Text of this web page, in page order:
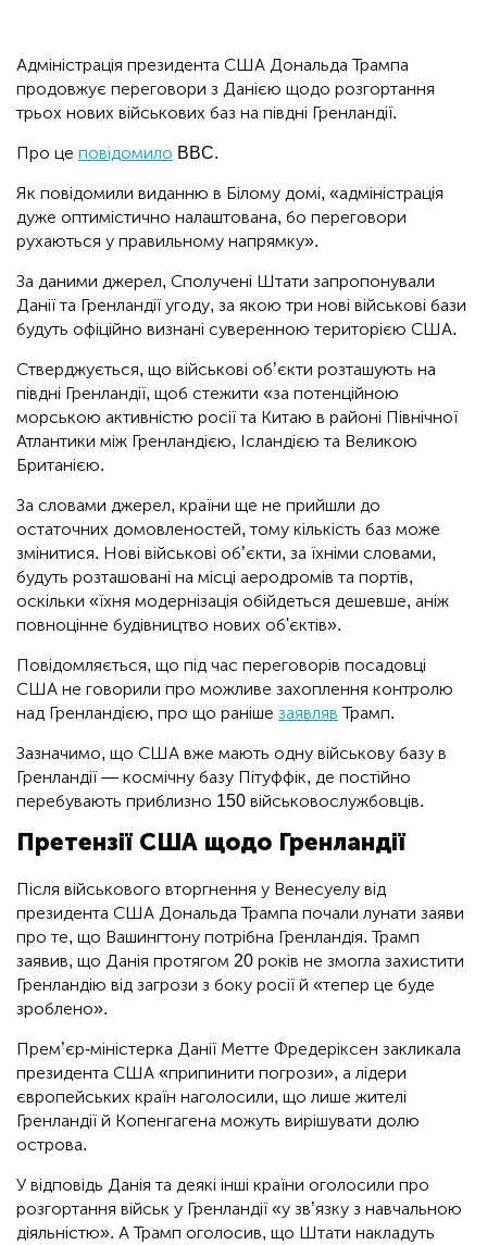
Адміністрація президента США Дональда Трампа
продовжує переговори з Данією щодо розгортання
трьох нових військових баз на півдні Гренландії.
Про це повідомило BBC.
Як повідомили виданню в Білому домі, «адміністрація
дуже оптимістично налаштована, бо переговори
рухаються у правильному напрямку».
За даними джерел, Сполучені Штати запропонували
Данії та Гренландії угоду, за якою три нові військові бази
будуть офіційно визнані суверенною територією США.
Стверджується, що військові об’єкти розташують на
півдні Гренландії, щоб стежити «за потенційною
морською активністю росії та Китаю в районі Північної
Атлантики між Гренландією, Ісландією та Великою
Британією.
За словами джерел, країни ще не прийшли до
остаточних домовленостей, тому кількість баз може
змінитися. Нові військові об’єкти, за їхніми словами,
будуть розташовані на місці аеродромів та портів,
оскільки «їхня модернізація обійдеться дешевше, аніж
повноцінне будівництво нових об'єктів».
Повідомляється, що під час переговорів посадовці
США не говорили про можливе захоплення контролю
над Гренландією, про що раніше заявляв Трамп.
Зазначимо, що США вже мають одну військову базу в
Гренландії — космічну базу Пітуффік, де постійно
перебувають приблизно 150 військовослужбовців.
Претензії США щодо Гренландії
Після військового вторгнення у Венесуелу від
президента США Дональда Трампа почали лунати заяви
про те, що Вашингтону потрібна Гренландія. Трамп
заявив, що Данія протягом 20 років не змогла захистити
Гренландію від загрози з боку росії й «тепер це буде
зроблено».
Прем’єр-міністерка Данії Метте Фредеріксен закликала
президента США «припинити погрози», а лідери
європейських країн наголосили, що лише жителі
Гренландії й Копенгагена можуть вирішувати долю
острова.
У відповідь Данія та деякі інші країни оголосили про
розгортання військ у Гренландії «у зв’язку з навчальною
діяльністю». А Трамп оголосив, що Штати накладуть